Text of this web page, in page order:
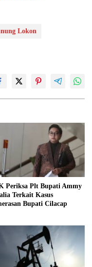
Lokon
Periksa Plt Bupati Ammy
Terkait Kasus
Bupati Cilacap